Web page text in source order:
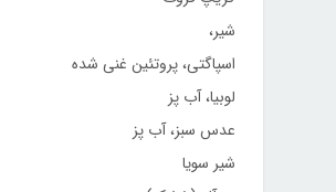
شیر،
اسپاگتی، پروتئین غنی شده
لوبیا، آب پز
عدس سبز، آب پز
شیر سویا